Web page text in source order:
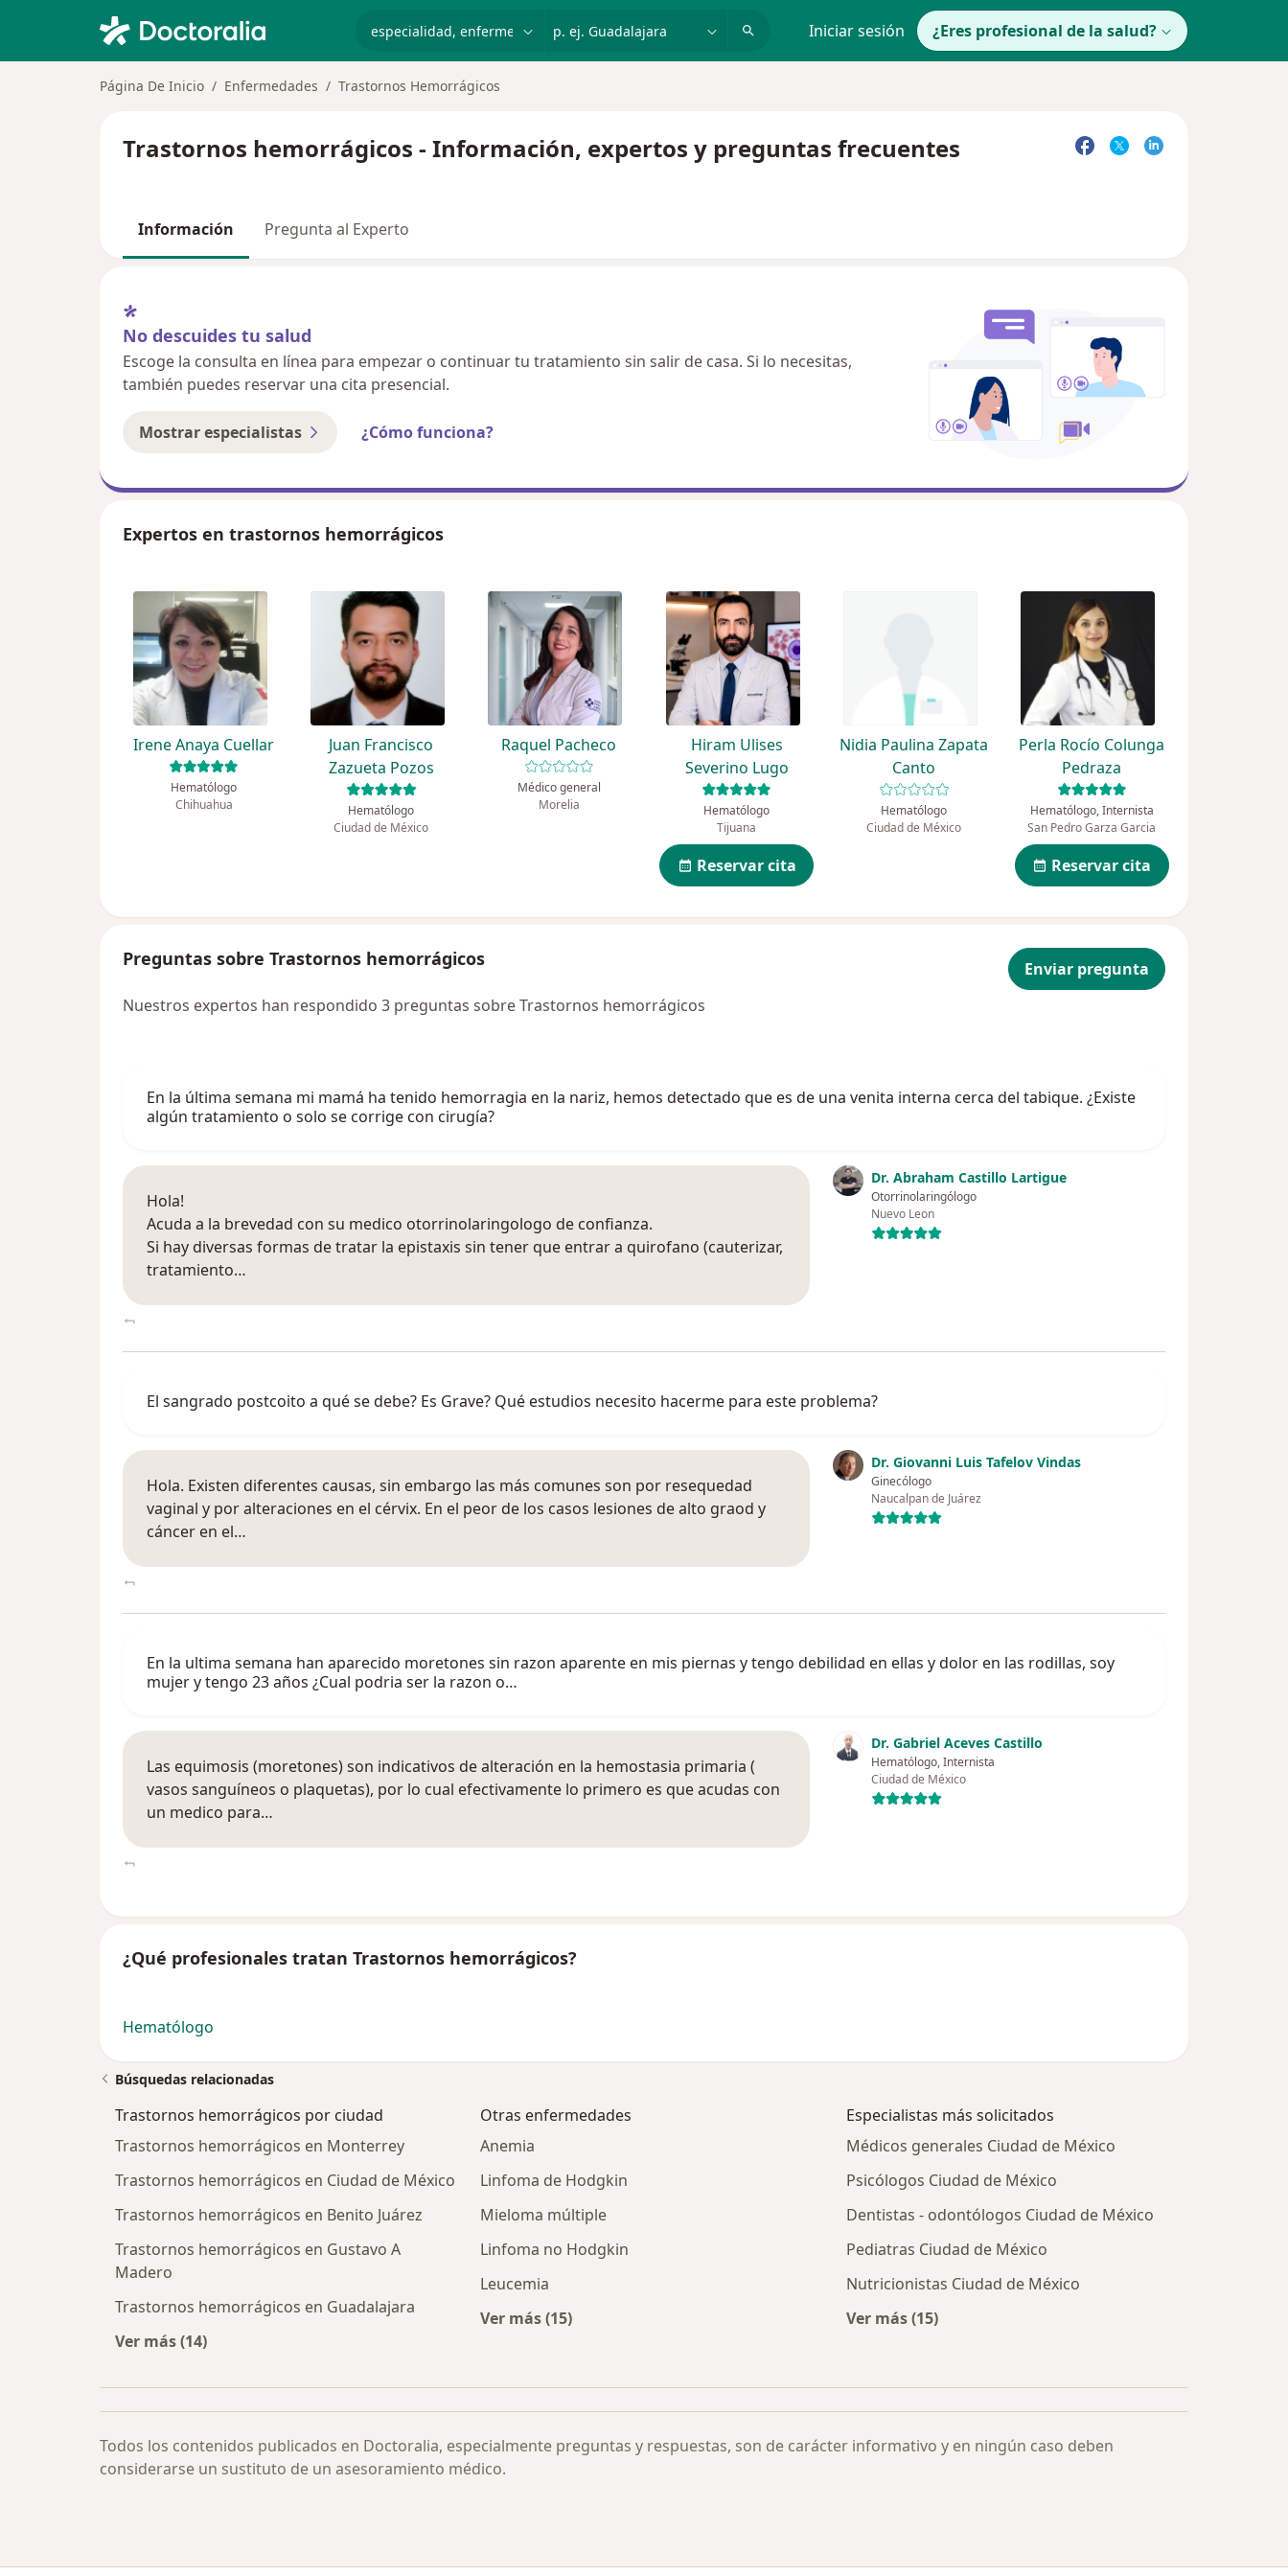
Iniciar sesión ¿Eres profesional de la salud?
Página De Inicio Enfermedades Trastornos Hemorrágicos
Trastornos hemorrágicos - Información, expertos y preguntas frecuentes
Información Pregunta al Experto
No descuides tu salud
Escoge la consulta en línea para empezar o continuar tu tratamiento sin salir de casa. Si lo necesitas,
también puedes reservar una cita presencial.
Mostrar especialistas ¿Cómo funciona?
Expertos en trastornos hemorrágicos
Irene Anaya Cuellar
Hematólogo
Chihuahua
Juan Francisco
Zazueta Pozos
Hematólogo
Ciudad de México
Raquel Pacheco
Médico general
Morelia
Hiram Ulises
Severino Lugo
Hematólogo
Tijuana
Reservar cita
Nidia Paulina Zapata
Canto
Hematólogo
Ciudad de México
Perla Rocío Colunga
Pedraza
Hematólogo, Internista
San Pedro Garza Garcia
Reservar cita
Preguntas sobre Trastornos hemorrágicos
Enviar pregunta
Nuestros expertos han respondido 3 preguntas sobre Trastornos hemorrágicos
En la última semana mi mamá ha tenido hemorragia en la nariz, hemos detectado que es de una venita interna cerca del tabique. ¿Existe
algún tratamiento o solo se corrige con cirugía?
Dr. Abraham Castillo Lartigue
Otorrinolaringólogo
Nuevo Leon
Hola!
Acuda a la brevedad con su medico otorrinolaringologo de confianza.
Si hay diversas formas de tratar la epistaxis sin tener que entrar a quirofano (cauterizar,
tratamiento…
El sangrado postcoito a qué se debe? Es Grave? Qué estudios necesito hacerme para este problema?
Dr. Giovanni Luis Tafelov Vindas
Ginecólogo
Naucalpan de Juárez
Hola. Existen diferentes causas, sin embargo las más comunes son por resequedad
vaginal y por alteraciones en el cérvix. En el peor de los casos lesiones de alto graod y
cáncer en el…
En la ultima semana han aparecido moretones sin razon aparente en mis piernas y tengo debilidad en ellas y dolor en las rodillas, soy
mujer y tengo 23 años ¿Cual podria ser la razon o…
Dr. Gabriel Aceves Castillo
Hematólogo, Internista
Ciudad de México
Las equimosis (moretones) son indicativos de alteración en la hemostasia primaria (
vasos sanguíneos o plaquetas), por lo cual efectivamente lo primero es que acudas con
un medico para…
¿Qué profesionales tratan Trastornos hemorrágicos?
Hematólogo
Búsquedas relacionadas
Trastornos hemorrágicos por ciudad
Trastornos hemorrágicos en Monterrey
Trastornos hemorrágicos en Ciudad de México
Trastornos hemorrágicos en Benito Juárez
Trastornos hemorrágicos en Gustavo A
Madero
Trastornos hemorrágicos en Guadalajara
Ver más (14)
Otras enfermedades
Anemia
Linfoma de Hodgkin
Mieloma múltiple
Linfoma no Hodgkin
Leucemia
Ver más (15)
Especialistas más solicitados
Médicos generales Ciudad de México
Psicólogos Ciudad de México
Dentistas - odontólogos Ciudad de México
Pediatras Ciudad de México
Nutricionistas Ciudad de México
Ver más (15)
Todos los contenidos publicados en Doctoralia, especialmente preguntas y respuestas, son de carácter informativo y en ningún caso deben
considerarse un sustituto de un asesoramiento médico.